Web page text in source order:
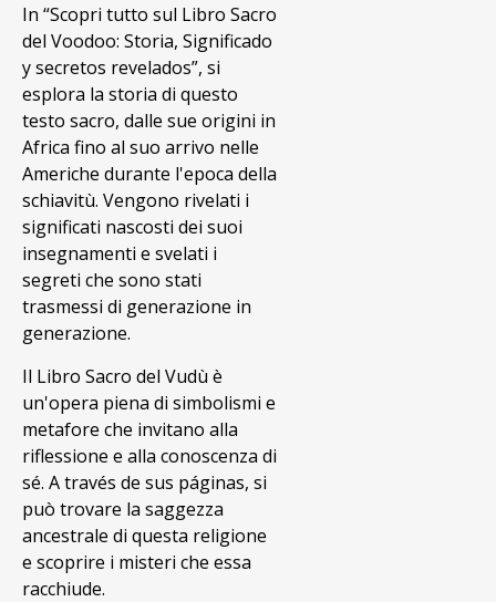
In “Scopri tutto sul Libro Sacro
del Voodoo: Storia, Significado
y secretos revelados”, si
esplora la storia di questo
testo sacro, dalle sue origini in
Africa fino al suo arrivo nelle
Americhe durante l'epoca della
schiavitù. Vengono rivelati i
significati nascosti dei suoi
insegnamenti e svelati i
segreti che sono stati
trasmessi di generazione in
generazione.
Il Libro Sacro del Vudù è
un'opera piena di simbolismi e
metafore che invitano alla
riflessione e alla conoscenza di
sé. A través de sus páginas, si
può trovare la saggezza
ancestrale di questa religione
e scoprire i misteri che essa
racchiude.